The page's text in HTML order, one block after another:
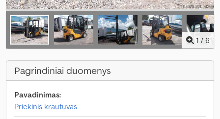
1 / 6
Pagrindiniai duomenys
Pavadinimas:
Priekinis krautuvas